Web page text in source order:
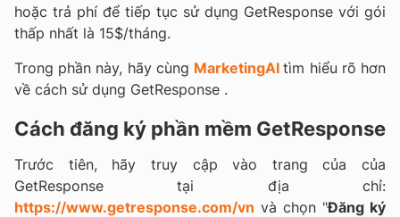
hoặc trả phí để tiếp tục sử dụng GetResponse với gói
thấp nhất là 15$/tháng.
Trong phần này, hãy cùng MarketingAI tìm hiểu rõ hơn
về cách sử dụng GetResponse .
Cách đăng ký phần mềm GetResponse
Trước tiên, hãy truy cập vào trang của của
GetResponse tại địa chỉ:
https://www.getresponse.com/vn và chọn "Đăng ký